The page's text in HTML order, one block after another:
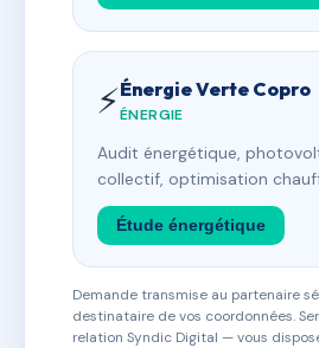
⚡Énergie Verte Copro
ÉNERGIE
Audit énergétique,
collectif, optimisation
Étude énergétique
Demande transmise au partenaire
destinataire de vos coordonnées.
relation Syndic Digital — vous